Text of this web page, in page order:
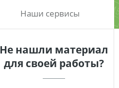
Наши сервисы
Не нашли материал
для своей работы?